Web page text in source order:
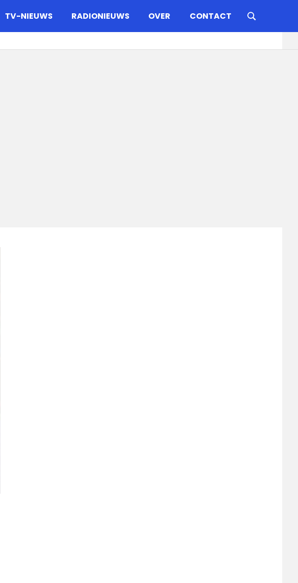
TV-NIEUWS RADIONIEUWS OVER CONTACT